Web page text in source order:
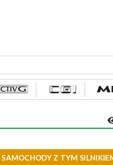
SAMOCHODY Z TYM